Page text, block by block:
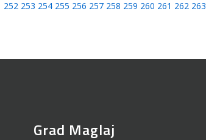
252 253 254 255 256 257 258 259 260 261 262 263
Grad Maglaj